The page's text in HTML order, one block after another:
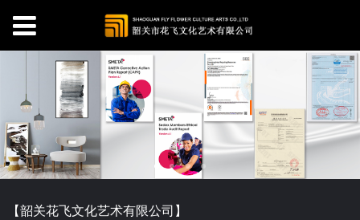
【韶关花飞文化艺术有限公司】